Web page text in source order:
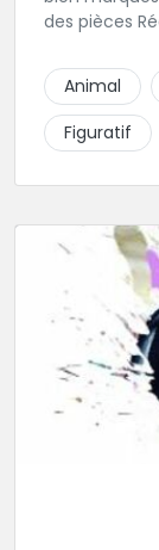
des pièces
de votre
Animal
Figuratif